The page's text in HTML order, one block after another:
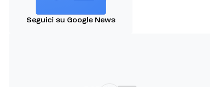
Seguici su Google News